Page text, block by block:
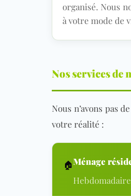
organisé. Nous
à votre mode de
Nos services
Nous n’avons pas
votre réalité :
🏠Ménage
Hebdomadaire